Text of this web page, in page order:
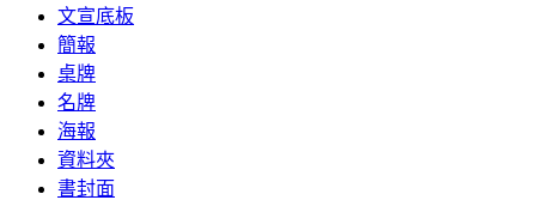
文宣底板
簡報
桌牌
名牌
海報
資料夾
書封面